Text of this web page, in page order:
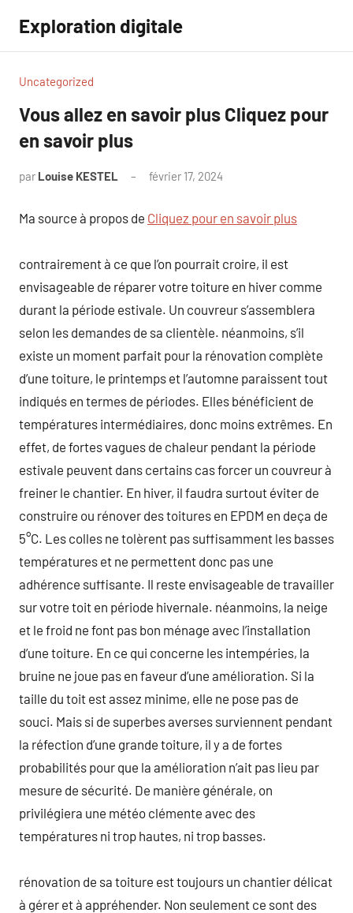
contenu
Exploration digitale
Uncategorized
Vous allez en savoir plus Cliquez pour
en savoir plus
par Louise KESTEL février 17, 2024
Ma source à propos de Cliquez pour en savoir plus
contrairement à ce que l’on pourrait croire, il est
envisageable de réparer votre toiture en hiver comme
durant la période estivale. Un couvreur s’assemblera
selon les demandes de sa clientèle. néanmoins, s’il
existe un moment parfait pour la rénovation complète
d’une toiture, le printemps et l’automne paraissent tout
indiqués en termes de périodes. Elles bénéficient de
températures intermédiaires, donc moins extrêmes. En
effet, de fortes vagues de chaleur pendant la période
estivale peuvent dans certains cas forcer un couvreur à
freiner le chantier. En hiver, il faudra surtout éviter de
construire ou rénover des toitures en EPDM en deça de
5°C. Les colles ne tolèrent pas suffisamment les basses
températures et ne permettent donc pas une
adhérence suffisante. Il reste envisageable de travailler
sur votre toit en période hivernale. néanmoins, la neige
et le froid ne font pas bon ménage avec l’installation
d’une toiture. En ce qui concerne les intempéries, la
bruine ne joue pas en faveur d’une amélioration. Si la
taille du toit est assez minime, elle ne pose pas de
souci. Mais si de superbes averses surviennent pendant
la réfection d’une grande toiture, il y a de fortes
probabilités pour que la amélioration n’ait pas lieu par
mesure de sécurité. De manière générale, on
privilégiera une météo clémente avec des
températures ni trop hautes, ni trop basses.
rénovation de sa toiture est toujours un chantier délicat
à gérer et à appréhender. Non seulement ce sont des